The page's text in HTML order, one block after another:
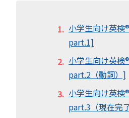
小学生向け英検
part.1]
小学生向け英検
part.2（動詞）]
小学生向け英検
part.3（現在完